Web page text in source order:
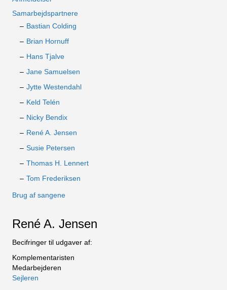
Samarbejdspartnere
Bastian Colding
Brian Hornuff
Hans Tjalve
Jane Samuelsen
Jytte Westendahl
Keld Telén
Nicky Bendix
René A. Jensen
Susie Petersen
Thomas H. Lennert
Tom Frederiksen
Brug af sangene
René A. Jensen
Becifringer til udgaver af:
Komplementaristen
Medarbejderen
Sejleren